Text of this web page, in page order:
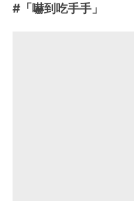
#「嚇到吃手手」